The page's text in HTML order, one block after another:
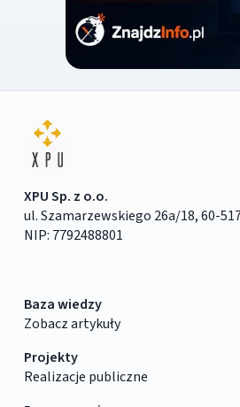
XPU Sp. z o.o.
ul. Szamarzewskiego 26a/18, 60-
NIP: 7792488801
Baza wiedzy
Zobacz artykuły
Projekty
Realizacje publiczne